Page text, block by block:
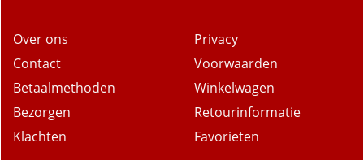
Over ons
Contact
Betaalmethoden
Bezorgen
Klachten
Privacy
Voorwaarden
Winkelwagen
Retourinformatie
Favorieten